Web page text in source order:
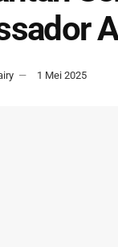
1 Mei 2025